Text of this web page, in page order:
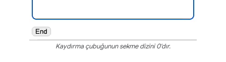
Kaydırma çubuğunun sekme dizini 0'dır.